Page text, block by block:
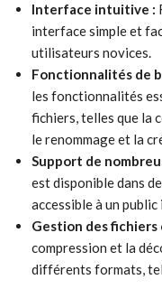
Interface intuitive :
interface simple et
utilisateurs novices.
Fonctionnalités de
les fonctionnalités
fichiers, telles que la
le renommage et la
Support de
est disponible dans
accessible à un
Gestion des fichiers
compression et la
différents formats,